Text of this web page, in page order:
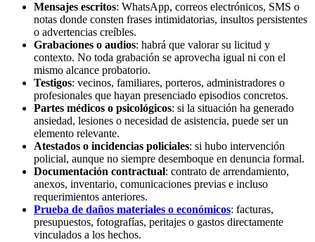
Mensajes escritos: WhatsApp, correos electrónicos, SMS o
notas donde consten frases intimidatorias, insultos persistentes
o advertencias creíbles.
Grabaciones o audios: habrá que valorar su licitud y
contexto. No toda grabación se aprovecha igual ni con el
mismo alcance probatorio.
Testigos: vecinos, familiares, porteros, administradores o
profesionales que hayan presenciado episodios concretos.
Partes médicos o psicológicos: si la situación ha generado
ansiedad, lesiones o necesidad de asistencia, puede ser un
elemento relevante.
Atestados o incidencias policiales: si hubo intervención
policial, aunque no siempre desemboque en denuncia formal.
Documentación contractual: contrato de arrendamiento,
anexos, inventario, comunicaciones previas e incluso
requerimientos anteriores.
Prueba de daños materiales o económicos: facturas,
presupuestos, fotografías, peritajes o gastos directamente
vinculados a los hechos.